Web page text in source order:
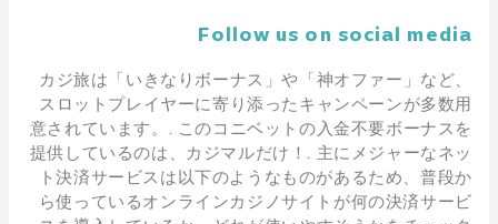
Follow us on social media
カジ旅は「いきなりボーナス」や「神オファー」など、
スロットプレイヤーに寄り添ったキャンペーンが多数用
意されています。. このコニベットの入金不要ボーナスを
提供しているのは、カジマルだけ！. 主にメジャーなネッ
ト決済サービスは以下のようなものがあるため、普段か
ら使っているオンラインカジノサイトが何の決済サービ